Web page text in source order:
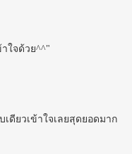
ใจด้วย^^"
ดียวเข้าใจเลยสุดยอดมาก